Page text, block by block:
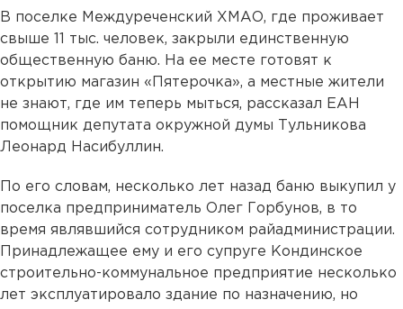
В поселке Междуреченский ХМАО, где проживает
свыше 11 тыс. человек, закрыли единственную
общественную баню. На ее месте готовят к
открытию магазин «Пятерочка», а местные жители
не знают, где им теперь мыться, рассказал ЕАН
помощник депутата окружной думы Тульникова
Леонард Насибуллин.
По его словам, несколько лет назад баню выкупил у
поселка предприниматель Олег Горбунов, в то
время являвшийся сотрудником райадминистрации.
Принадлежащее ему и его супруге Кондинское
строительно-коммунальное предприятие несколько
лет эксплуатировало здание по назначению, но